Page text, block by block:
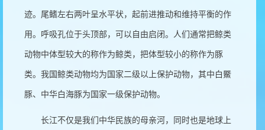
迹。尾鳍左右两叶呈水平状，起前进推动和维持平衡的作
用。呼吸孔位于头顶部，可以自由启闭。人们通常把鲸类
动物中体型较大的称作为鲸类，把体型较小的称作为豚
类。我国鲸类动物均为国家二级以上保护动物，其中白鱀
豚、中华白海豚为国家一级保护动物。
长江不仅是我们中华民族的母亲河，同时也是地球上